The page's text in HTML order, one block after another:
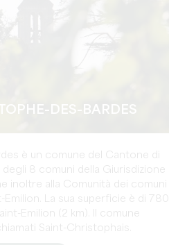
DES-BARDES
è un comune del Cantone di
8 comuni della Giurisdizione
inoltre alla Comunità dei comuni
Emilion. La sua superficie è di 780
Emilion (2 km). Il comune
Saint-Christophais.